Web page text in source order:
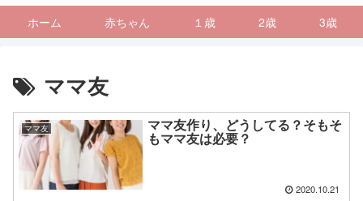
ホーム 赤ちゃん １歳 2歳 3歳
ママ友
ママ友 ママ友作り、どうしてる？そもそ
もママ友は必要？
2020.10.21